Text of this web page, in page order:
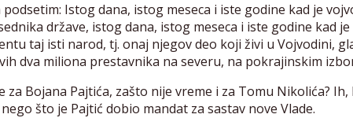
podsetim: Istog dana, istog meseca i iste godine kad je
države, istog dana, istog meseca i iste godine kad
taj isti narod, tj. onaj njegov deo koji živi u Vojvodini,
dva miliona prestavnika na severu, na pokrajinskim
za Bojana Pajtića, zašto nije vreme i za Tomu Nikolića? Ih,
što je Pajtić dobio mandat za sastav nove Vlade.